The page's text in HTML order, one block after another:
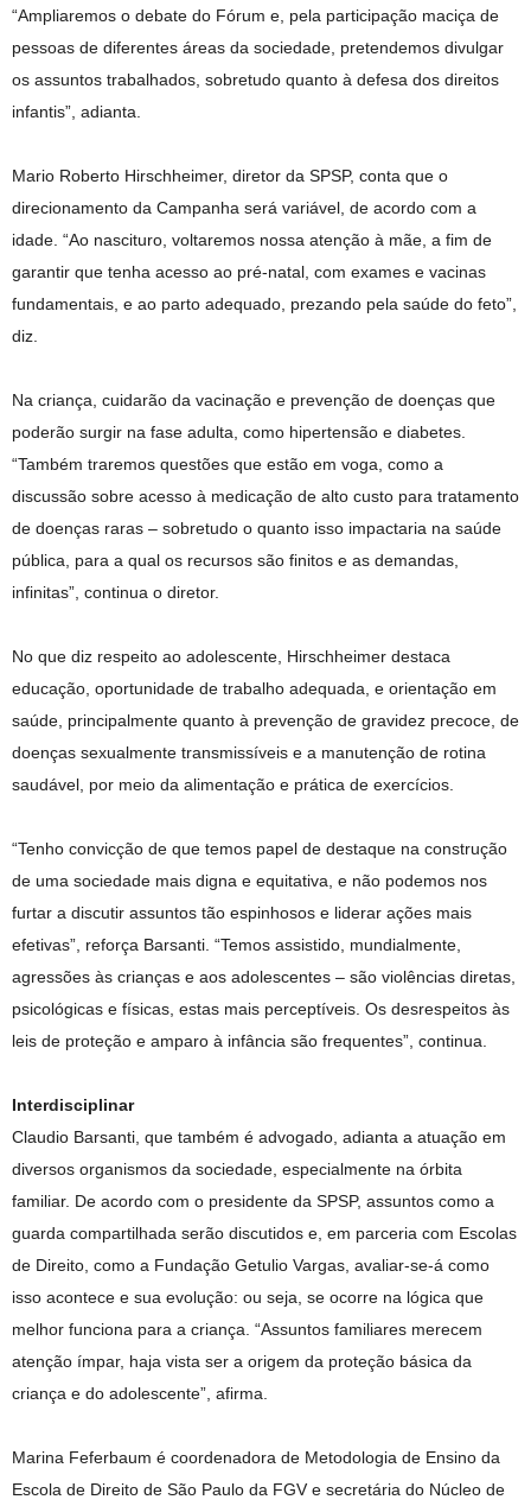
“Ampliaremos o debate do Fórum e, pela participação maciça de
pessoas de diferentes áreas da sociedade, pretendemos divulgar
os assuntos trabalhados, sobretudo quanto à defesa dos direitos
infantis”, adianta.
Mario Roberto Hirschheimer, diretor da SPSP, conta que o
direcionamento da Campanha será variável, de acordo com a
idade. “Ao nascituro, voltaremos nossa atenção à mãe, a fim de
garantir que tenha acesso ao pré-natal, com exames e vacinas
fundamentais, e ao parto adequado, prezando pela saúde do feto”,
diz.
Na criança, cuidarão da vacinação e prevenção de doenças que
poderão surgir na fase adulta, como hipertensão e diabetes.
“Também traremos questões que estão em voga, como a
discussão sobre acesso à medicação de alto custo para tratamento
de doenças raras – sobretudo o quanto isso impactaria na saúde
pública, para a qual os recursos são finitos e as demandas,
infinitas”, continua o diretor.
No que diz respeito ao adolescente, Hirschheimer destaca
educação, oportunidade de trabalho adequada, e orientação em
saúde, principalmente quanto à prevenção de gravidez precoce, de
doenças sexualmente transmissíveis e a manutenção de rotina
saudável, por meio da alimentação e prática de exercícios.
“Tenho convicção de que temos papel de destaque na construção
de uma sociedade mais digna e equitativa, e não podemos nos
furtar a discutir assuntos tão espinhosos e liderar ações mais
efetivas”, reforça Barsanti. “Temos assistido, mundialmente,
agressões às crianças e aos adolescentes – são violências diretas,
psicológicas e físicas, estas mais perceptíveis. Os desrespeitos às
leis de proteção e amparo à infância são frequentes”, continua.
Interdisciplinar
Claudio Barsanti, que também é advogado, adianta a atuação em
diversos organismos da sociedade, especialmente na órbita
familiar. De acordo com o presidente da SPSP, assuntos como a
guarda compartilhada serão discutidos e, em parceria com Escolas
de Direito, como a Fundação Getulio Vargas, avaliar-se-á como
isso acontece e sua evolução: ou seja, se ocorre na lógica que
melhor funciona para a criança. “Assuntos familiares merecem
atenção ímpar, haja vista ser a origem da proteção básica da
criança e do adolescente”, afirma.
Marina Feferbaum é coordenadora de Metodologia de Ensino da
Escola de Direito de São Paulo da FGV e secretária do Núcleo de